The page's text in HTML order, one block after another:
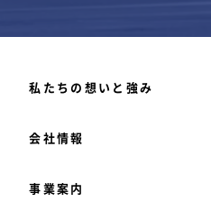
私たちの想いと強み
会社情報
事業案内